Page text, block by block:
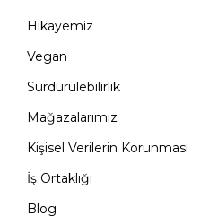
Hikayemiz
Vegan
Sürdürülebilirlik
Mağazalarımız
Kişisel Verilerin Korunması
İş Ortaklığı
Blog